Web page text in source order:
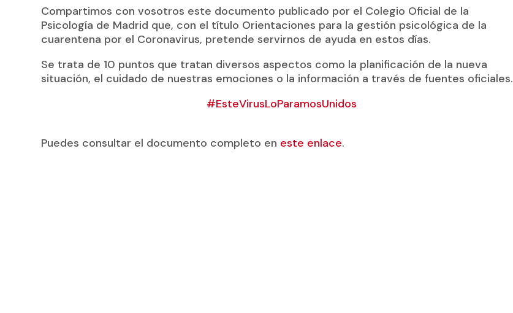
Compartimos con vosotros este documento publicado por el Colegio Oficial de la
Psicología de Madrid que, con el título Orientaciones para la gestión psicológica de la
cuarentena por el Coronavirus, pretende servirnos de ayuda en estos días.
Se trata de 10 puntos que tratan diversos aspectos como la planificación de la nueva
situación, el cuidado de nuestras emociones o la información a través de fuentes oficiales.
#EsteVirusLoParamosUnidos
Puedes consultar el documento completo en este enlace.